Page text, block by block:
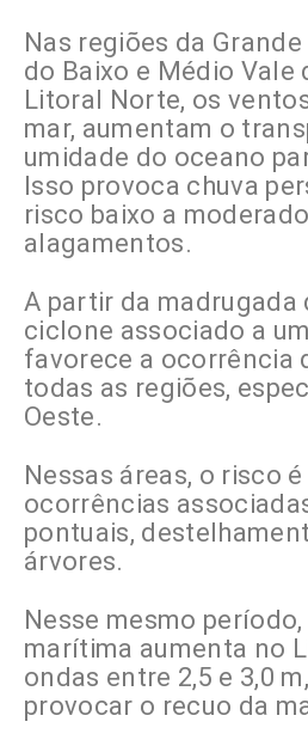
Nas regiões da
do Baixo e Médio Vale
Litoral Norte, os
mar, aumentam o
umidade do oceano
Isso provoca chuva
risco baixo a
alagamentos.
A partir da madrugada
ciclone associado a
favorece a ocorrência
todas as regiões,
Oeste.
Nessas áreas, o risco
ocorrências
pontuais,
árvores.
Nesse mesmo
marítima aumenta no
ondas entre 2,5 e 3,0
provocar o recuo da